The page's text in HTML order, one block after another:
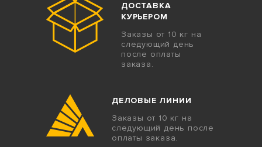
ДОСТАВКА
КУРЬЕРОМ
Заказы от 10 кг на
следующий день
после оплаты
заказа.
ДЕЛОВЫЕ ЛИНИИ
Заказы от 10 кг на
следующий день после
оплаты заказа.